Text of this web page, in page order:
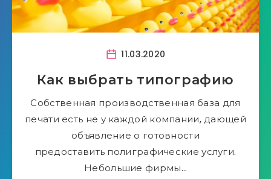
11.03.2020
Как выбрать типографию
Собственная производственная база для
печати есть не у каждой компании, дающей
объявление о готовности
предоставить полиграфические услуги.
Небольшие фирмы…